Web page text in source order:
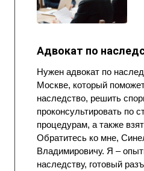
Адвокат по
Нужен адвокат по
Москве, который
наследство, решить
проконсультировать по
процедурам, а также
Обратитесь ко мне,
Владимировичу. Я –
наследству, готовый